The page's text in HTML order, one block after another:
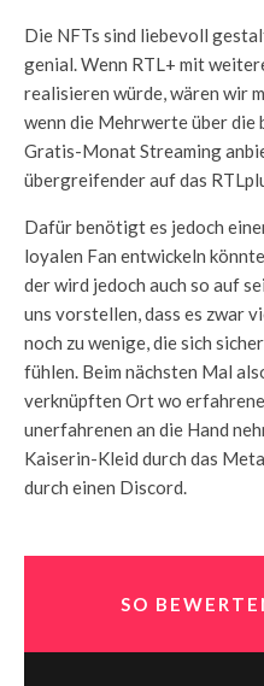
Die NFTs sind liebevoll
genial. Wenn RTL+ mit
realisieren würde, wären wir
wenn die Mehrwerte über die
Gratis-Monat Streaming
übergreifender auf das
Dafür benötigt es jedoch
loyalen Fan entwickeln
der wird jedoch auch so auf
uns vorstellen, dass es zwar
noch zu wenige, die sich
fühlen. Beim nächsten Mal
verknüpften Ort wo
unerfahrenen an die Hand
Kaiserin-Kleid durch das
durch einen Discord.
SO